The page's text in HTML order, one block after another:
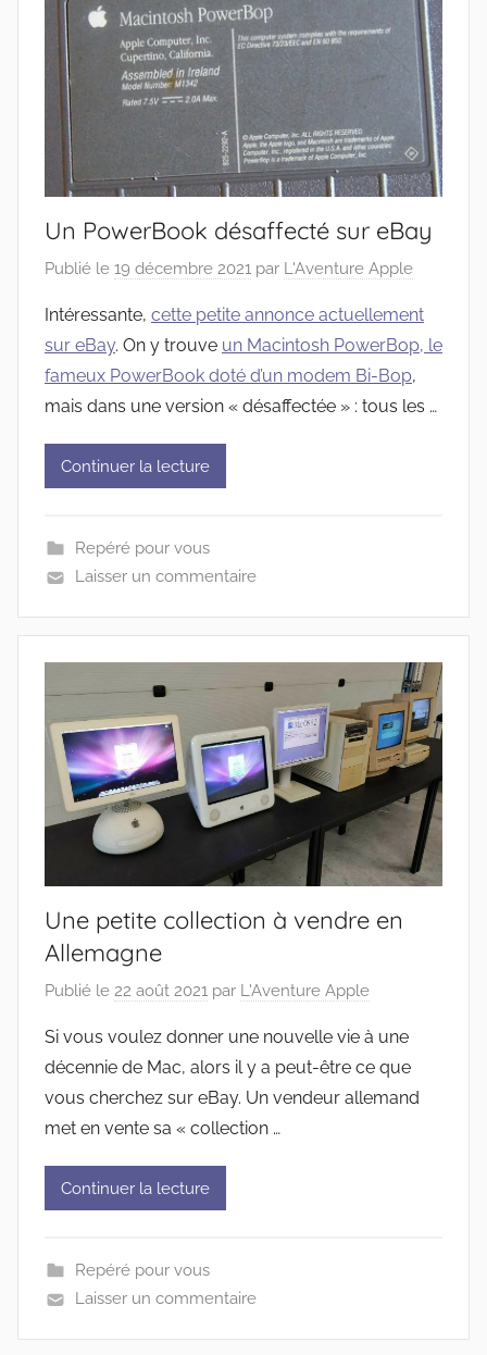
Un PowerBook désaffecté sur eBay
Publié le 19 décembre 2021 par L'Aventure Apple
Intéressante, cette petite annonce actuellement
sur eBay. On y trouve un Macintosh PowerBop, le
fameux PowerBook doté d’un modem Bi-Bop,
mais dans une version « désaffectée » : tous les …
Continuer la lecture
Repéré pour vous
Laisser un commentaire
Une petite collection à vendre en
Allemagne
Publié le 22 août 2021 par L'Aventure Apple
Si vous voulez donner une nouvelle vie à une
décennie de Mac, alors il y a peut-être ce que
vous cherchez sur eBay. Un vendeur allemand
met en vente sa « collection …
Continuer la lecture
Repéré pour vous
Laisser un commentaire